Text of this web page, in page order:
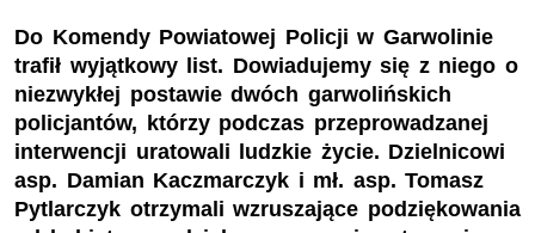
Do Komendy Powiatowej Policji w Garwolinie
trafił wyjątkowy list. Dowiadujemy się z niego o
niezwykłej postawie dwóch garwolińskich
policjantów, którzy podczas przeprowadzanej
interwencji uratowali ludzkie życie. Dzielnicowi
asp. Damian Kaczmarczyk i mł. asp. Tomasz
Pytlarczyk otrzymali wzruszające podziękowania